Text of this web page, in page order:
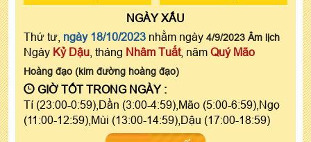
NGÀYXẤU
Thứ tư, ngày 18/10/2023 nhằm ngày 4/9/2023 Âm lịch
Ngày Kỷ Dậu , tháng Nhâm Tuất, năm Quý Mão
Hoàng đạo (kim đường hoàng đạo)
GIỜ TỐT TRONG NGÀY :
Tí (23:00-0:59),Dần (3:00-4:59),Mão (5:00-6:59),Ngọ
(11:00-12:59),Mùi (13:00-14:59),Dậu (17:00-18:59)